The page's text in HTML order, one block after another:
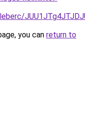
you can return to